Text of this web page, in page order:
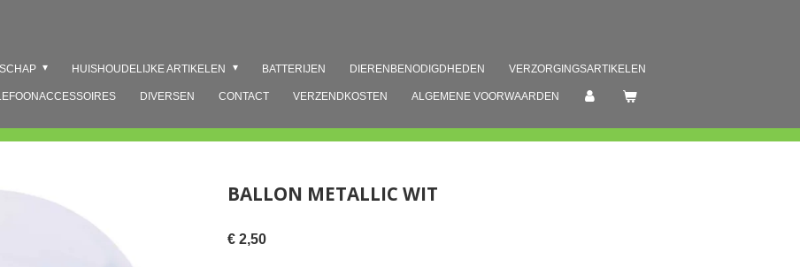
HUISHOUDELIJKE ARTIKELEN BATTERIJEN DIERENBENODIGDHEDEN VERZORGINGSARTIKELEN
DIVERSEN CONTACT VERZENDKOSTEN ALGEMENE VOORWAARDEN
BALLON METALLIC WIT
€ 2,50